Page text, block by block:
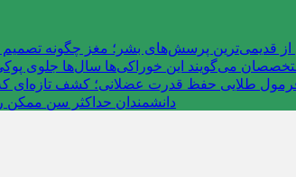
از قدیمی‌ترین پرسش‌های بشر؛ مغز چگونه
می‌گویند این خوراکی‌ها سال‌ها جلوی
طلایی حفظ قدرت عضلانی؛ کشف تازه‌ای که
دانشمندان حداکثر سن ممکن